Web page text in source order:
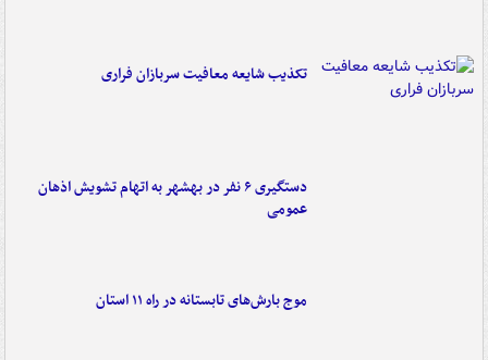
تکذیب شایعه معافیت سربازان فراری
دستگیری ۶ نفر در بهشهر به اتهام تشویش اذهان
عمومی
موج بارش‌های تابستانه در راه ۱۱ استان